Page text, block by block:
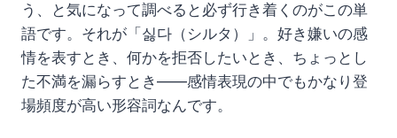
う、と気になって調べると必ず行き着くのがこの単
語です。それが「싫다（シルタ）」。好き嫌いの感
情を表すとき、何かを拒否したいとき、ちょっとし
た不満を漏らすとき——感情表現の中でもかなり登
場頻度が高い形容詞なんです。